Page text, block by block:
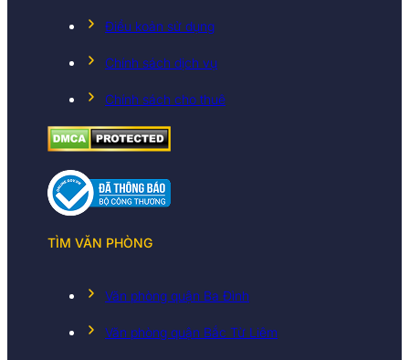
Điều koản sử dụng
Chính sách dịch vụ
Chính sách cho thuê
TÌM VĂN PHÒNG
Văn phòng quận Ba Đình
Văn phòng quận Bắc Từ Liêm